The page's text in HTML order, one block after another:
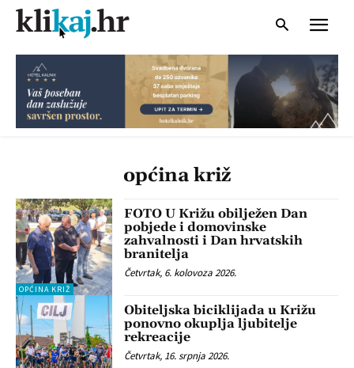
općina križ
OPĆINA KRIŽ
FOTO U Križu obilježen Dan
pobjede i domovinske
zahvalnosti i Dan hrvatskih
branitelja
Četvrtak, 6. kolovoza 2026.
Obiteljska biciklijada u Križu
ponovno okuplja ljubitelje
rekreacije
Četvrtak, 16. srpnja 2026.